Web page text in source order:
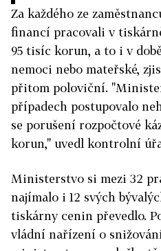
Za každého ze
financí pracovali v
95 tisíc korun, a to i v
nemoci nebo mateřské,
přitom poloviční.
případech postupovalo
se porušení rozpočtové
korun," uvedl kontrolní
Ministerstvo si mezi 32
najímalo i 12 svých
tiskárny cenin převedlo.
vládní nařízení o